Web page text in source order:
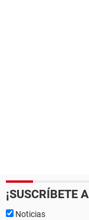
¡SUSCRÍBETE
Noticias